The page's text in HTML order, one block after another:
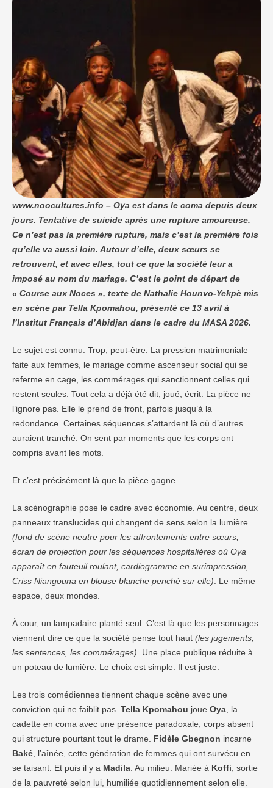
www.noocultures.info – Oya est dans le coma depuis deux
jours. Tentative de suicide après une rupture amoureuse.
Ce n’est pas la première rupture, mais c’est la première fois
qu’elle va aussi loin. Autour d’elle, deux sœurs se
retrouvent, et avec elles, tout ce que la société leur a
imposé au nom du mariage. C’est le point de départ de
« Course aux Noces », texte de Nathalie Hounvo-Yekpè mis
en scène par Tella Kpomahou, présenté ce 13 avril à
l’Institut Français d’Abidjan dans le cadre du MASA 2026.
Le sujet est connu. Trop, peut-être. La pression matrimoniale
faite aux femmes, le mariage comme ascenseur social qui se
referme en cage, les commérages qui sanctionnent celles qui
restent seules. Tout cela a déjà été dit, joué, écrit. La pièce ne
l’ignore pas. Elle le prend de front, parfois jusqu’à la
redondance. Certaines séquences s’attardent là où d’autres
auraient tranché. On sent par moments que les corps ont
compris avant les mots.
Et c’est précisément là que la pièce gagne.
La scénographie pose le cadre avec économie. Au centre, deux
panneaux translucides qui changent de sens selon la lumière
(fond de scène neutre pour les affrontements entre sœurs,
écran de projection pour les séquences hospitalières où Oya
apparaît en fauteuil roulant, cardiogramme en surimpression,
Criss Niangouna en blouse blanche penché sur elle) . Le même
espace, deux mondes.
À cour, un lampadaire planté seul. C’est là que les personnages
viennent dire ce que la société pense tout haut (les jugements,
les sentences, les commérages) . Une place publique réduite à
un poteau de lumière. Le choix est simple. Il est juste.
Les trois comédiennes tiennent chaque scène avec une
conviction qui ne faiblit pas. Tella Kpomahou joue Oya , la
cadette en coma avec une présence paradoxale, corps absent
qui structure pourtant tout le drame. Fidèle Gbegnon incarne
Baké , l’aînée, cette génération de femmes qui ont survécu en
se taisant. Et puis il y a Madila . Au milieu. Mariée à Koffi , sortie
de la pauvreté selon lui, humiliée quotidiennement selon elle.